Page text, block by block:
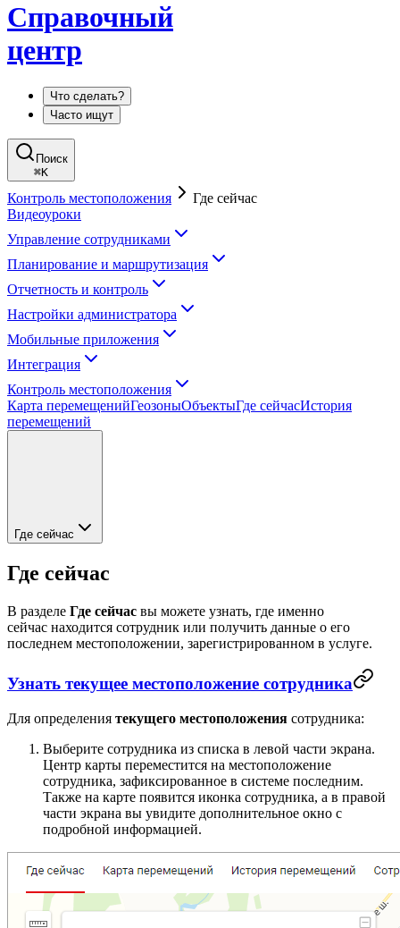
Справочный
центр
Что сделать?
Часто ищут
Поиск
⌘K
Контроль местоположения
Где сейчас
Видеоуроки
Управление сотрудниками
Планирование и маршрутизация
Отчетность и контроль
Настройки администратора
Мобильные приложения
Интеграция
Контроль местоположения
Карта перемещенийГеозоныОбъектыГде сейчасИстория
перемещений
Где сейчас
Где сейчас
В разделе Где сейчас вы можете узнать, где именно
сейчас находится сотрудник или получить данные о его
последнем местоположении, зарегистрированном в услуге.
Узнать текущее местоположение сотрудника
Для определения текущего местоположения сотрудника:
Выберите сотрудника из списка в левой части экрана.
Центр карты переместится на местоположение
сотрудника, зафиксированное в системе последним.
Также на карте появится иконка сотрудника, а в правой
части экрана вы увидите дополнительное окно с
подробной информацией.